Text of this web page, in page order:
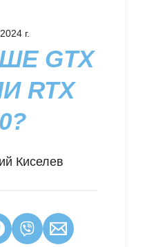
г.
GTX
RTX
Киселев